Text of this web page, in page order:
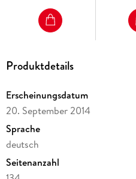
Produktdetails
Erscheinungsdatum
20. September 2014
Sprache
deutsch
Seitenanzahl